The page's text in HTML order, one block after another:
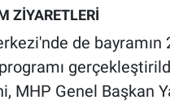
ZİYARETLERİ
de bayramın
MHP Genel Başkan